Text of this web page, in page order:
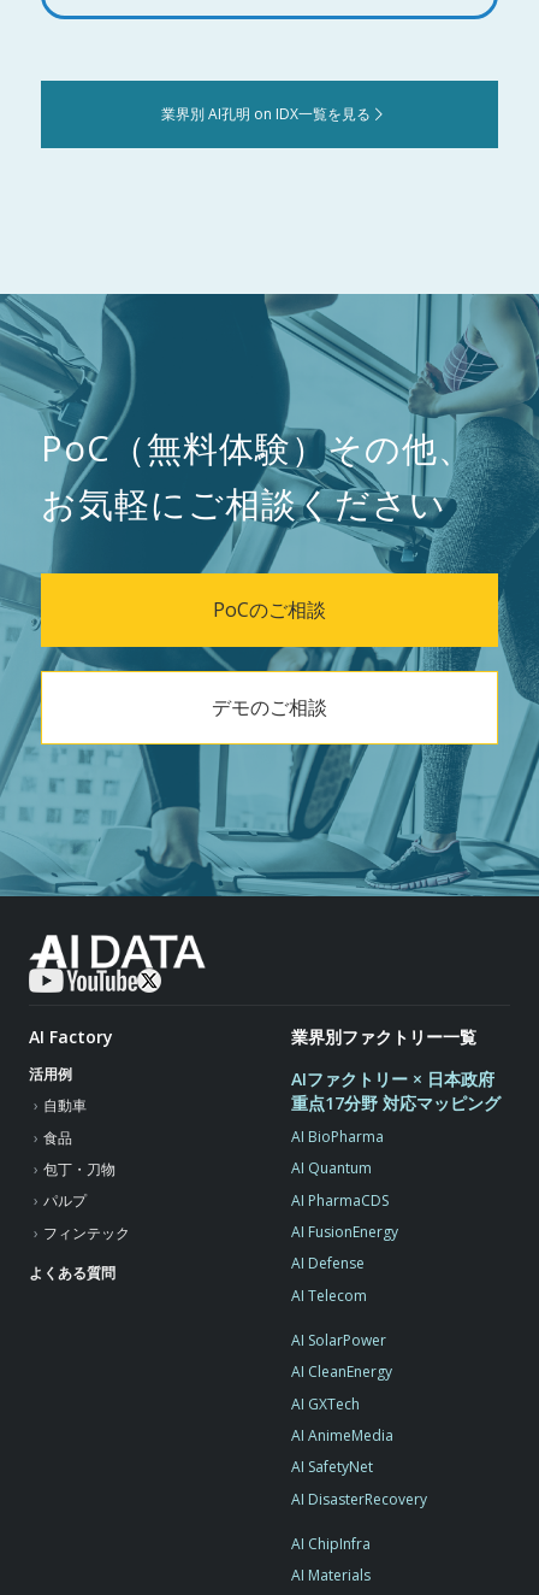
業界別 AI孔明 on IDX一覧を見る
PoC（無料体験）その他、
お気軽にご相談ください
PoCのご相談
デモのご相談
AI Factory
活用例
自動車
食品
包丁・刀物
パルプ
フィンテック
よくある質問
業界別ファクトリー一覧
AIファクトリー × 日本政府
重点17分野 対応マッピング
AI BioPharma
AI Quantum
AI PharmaCDS
AI FusionEnergy
AI Defense
AI Telecom
AI SolarPower
AI CleanEnergy
AI GXTech
AI AnimeMedia
AI SafetyNet
AI DisasterRecovery
AI ChipInfra
AI Materials